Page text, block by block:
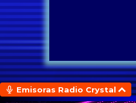
Emisoras Radio Crystal